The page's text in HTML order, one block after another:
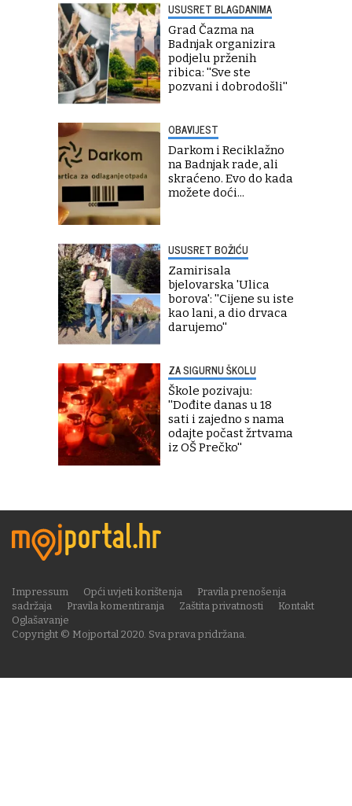
USUSRET BLAGDANIMA
Grad Čazma na
Badnjak organizira
podjelu prženih
ribica: ''Sve ste
pozvani i dobrodošli''
OBAVIJEST
Darkom i Reciklažno
na Badnjak rade, ali
skraćeno. Evo do kada
možete doći...
USUSRET BOŽIĆU
Zamirisala
bjelovarska 'Ulica
borova': ''Cijene su iste
kao lani, a dio drvaca
darujemo''
ZA SIGURNU ŠKOLU
Škole pozivaju:
''Dođite danas u 18
sati i zajedno s nama
odajte počast žrtvama
iz OŠ Prečko''
Copyright © Mojportal 2020. Sva prava pridržana.
Impressum Opći uvjeti korištenja
Pravila prenošenja
sadržaja
Pravila komentiranja Zaštita privatnosti
Kontakt
Oglašavanje